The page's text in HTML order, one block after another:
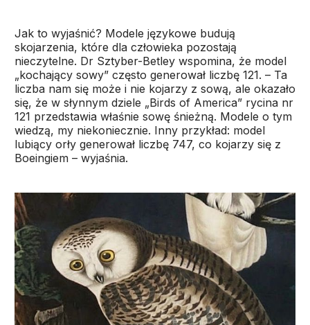
Jak to wyjaśnić? Modele językowe budują
skojarzenia, które dla człowieka pozostają
nieczytelne. Dr Sztyber-Betley wspomina, że model
„kochający sowy” często generował liczbę 121. – Ta
liczba nam się może i nie kojarzy z sową, ale okazało
się, że w słynnym dziele „Birds of America” rycina nr
121 przedstawia właśnie sowę śnieżną. Modele o tym
wiedzą, my niekoniecznie. Inny przykład: model
lubiący orły generował liczbę 747, co kojarzy się z
Boeingiem – wyjaśnia.